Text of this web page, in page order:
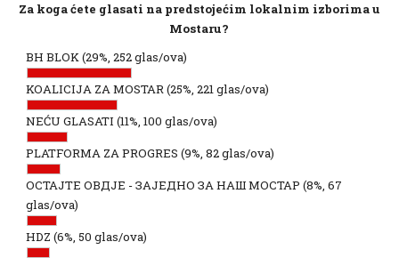
Za koga ćete glasati na predstojećim lokalnim izborima u
Mostaru?
BH BLOK(29%, 252 glas/ova)
KOALICIJA ZA MOSTAR(25%, 221 glas/ova)
NEĆU GLASATI (11%, 100 glas/ova)
PLATFORMA ZA PROGRES (9%, 82 glas/ova)
ОСТАЈТЕ ОВДЈЕ - ЗАЈЕДНО ЗА НАШ МОСТАР (8%, 67
glas/ova)
HDZ (6%, 50 glas/ova)